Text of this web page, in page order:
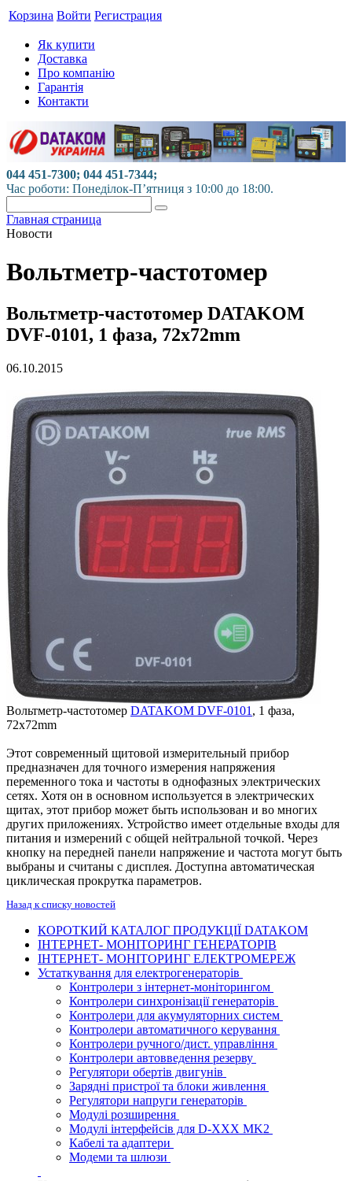
Корзина Войти Регистрация
Як купити
Доставка
Про компанію
Гарантія
Контакти
044 451-7300; 044 451-7344;
Час роботи: Понеділок-П’ятниця з 10:00 до 18:00.
Главная страница
Новости
Вольтметр-частотомер
Вольтметр-частотомер DATAKOM
DVF-0101, 1 фаза, 72x72mm
06.10.2015
Вольтметр-частотомер DATAKOM DVF-0101 , 1 фаза,
72x72mm
Этот современный щитовой измерительный прибор
предназначен для точного измерения напряжения
переменного тока и частоты в однофазных электрических
сетях. Хотя он в основном используется в электрических
щитах, этот прибор может быть использован и во многих
других приложениях. Устройство имеет отдельные входы для
питания и измерений с общей нейтральной точкой. Через
кнопку на передней панели напряжение и частота могут быть
выбраны и считаны с дисплея. Доступна автоматическая
циклическая прокрутка параметров.
Назад к списку новостей
КОРОТКИЙ КАТАЛОГ ПРОДУКЦІЇ DATAKOM
ІНТЕРНЕТ- МОНІТОРИНГ ГЕНЕРАТОРІВ
ІНТЕРНЕТ- МОНІТОРИНГ ЕЛЕКТРОМЕРЕЖ
Устаткування для електрогенераторів
Контролери з інтернет-моніторингом
Контролери синхронізації генераторів
Контролери для акумуляторних систем
Контролери автоматичного керування
Контролери ручного/дист. управління
Контролери автовведення резерву
Регулятори обертів двигунів
Зарядні пристрої та блоки живлення
Регулятори напруги генераторів
Модулі розширення
Модулі інтерфейсів для D-XXX MK2
Кабелі та адаптери
Модеми та шлюзи